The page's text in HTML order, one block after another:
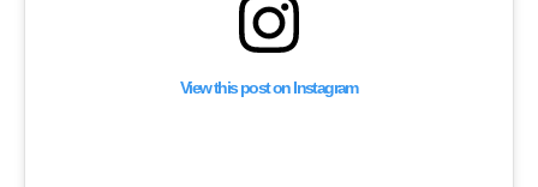
View this post on Instagram